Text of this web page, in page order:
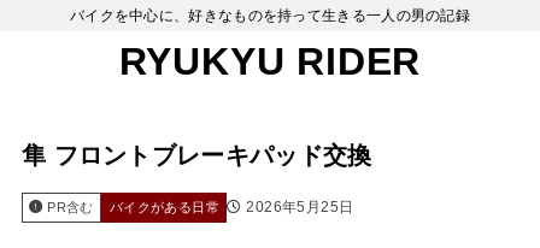
バイクを中心に、好きなものを持って生きる一人の男の記録
RYUKYU RIDER
隼 フロントブレーキパッド交換
PR含む バイクがある日常 2026年5月25日